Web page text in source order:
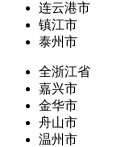
连云港市
镇江市
泰州市
全浙江省
嘉兴市
金华市
舟山市
温州市